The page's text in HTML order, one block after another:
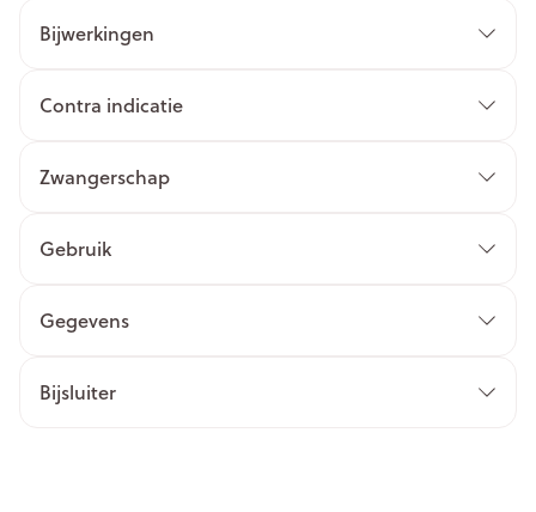
Bijwerkingen
Contra indicatie
Zwangerschap
Gebruik
Gegevens
Bijsluiter